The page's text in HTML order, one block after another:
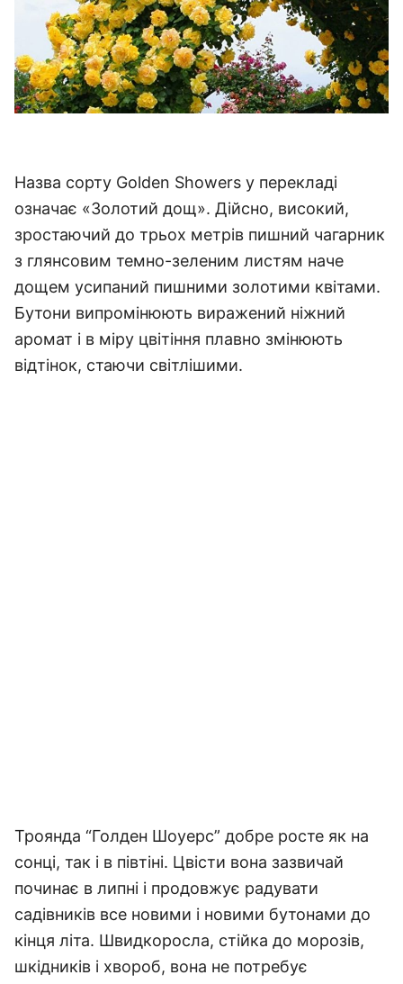
Назва сорту Golden Showers у перекладі
означає «Золотий дощ». Дійсно, високий,
зростаючий до трьох метрів пишний чагарник
з глянсовим темно-зеленим листям наче
дощем усипаний пишними золотими квітами.
Бутони випромінюють виражений ніжний
аромат і в міру цвітіння плавно змінюють
відтінок, стаючи світлішими.
Троянда “Голден Шоуерс” добре росте як на
сонці, так і в півтіні. Цвісти вона зазвичай
починає в липні і продовжує радувати
садівників все новими і новими бутонами до
кінця літа. Швидкоросла, стійка до морозів,
шкідників і хвороб, вона не потребує